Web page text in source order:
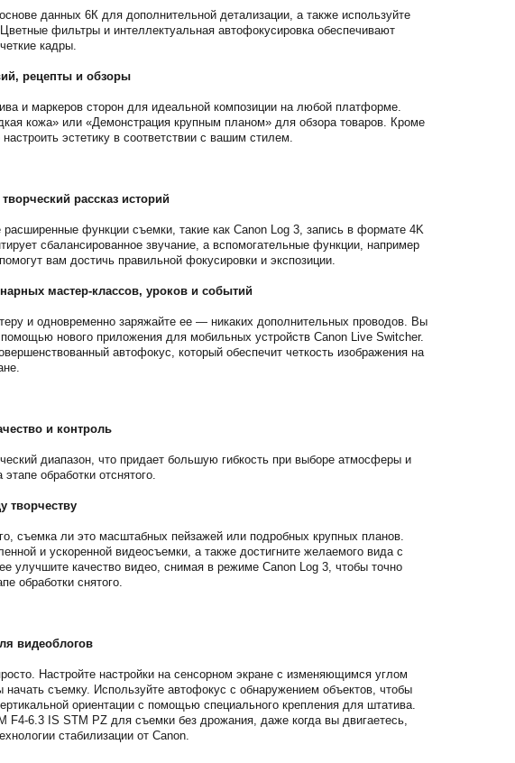
данных 6К для дополнительной детализации, а также используйте
фильтры и интеллектуальная автофокусировка обеспечивают
кадры.
рецепты и обзоры
и маркеров сторон для идеальной композиции на любой платформе.
кожа» или «Демонстрация крупным планом» для обзора товаров. Кроме
эстетику в соответствии с вашим стилем.
рассказ историй
функции съемки, такие как Canon Log 3, запись в формате 4K
сбалансированное звучание, а вспомогательные функции, например
вам достичь правильной фокусировки и экспозиции.
мастер-классов, уроков и событий
и одновременно заряжайте ее — никаких дополнительных проводов. Вы
нового приложения для мобильных устройств Canon Live Switcher.
автофокус, который обеспечит четкость изображения на
и контроль
диапазон, что придает большую гибкость при выборе атмосферы и
обработки отснятого.
творчеству
съемка ли это масштабных пейзажей или подробных крупных планов.
и ускоренной видеосъемки, а также достигните желаемого вида с
качество видео, снимая в режиме Canon Log 3, чтобы точно
обработки снятого.
видеоблогов
Настройте настройки на сенсорном экране с изменяющимся углом
съемку. Используйте автофокус с обнаружением объектов, чтобы
ориентации с помощью специального крепления для штатива.
F4-6.3 IS STM PZ для съемки без дрожания, даже когда вы двигаетесь,
стабилизации от Canon.